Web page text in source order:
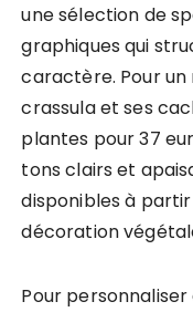
une sélection de
graphiques qui
caractère. Pour un
crassula et ses
plantes pour 37
tons clairs et
disponibles à
décoration
Pour